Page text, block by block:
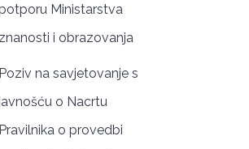
Ministarstva
znanosti i obrazovanja
Poziv na savjetovanje s
o Nacrtu
Pravilnika o provedbi